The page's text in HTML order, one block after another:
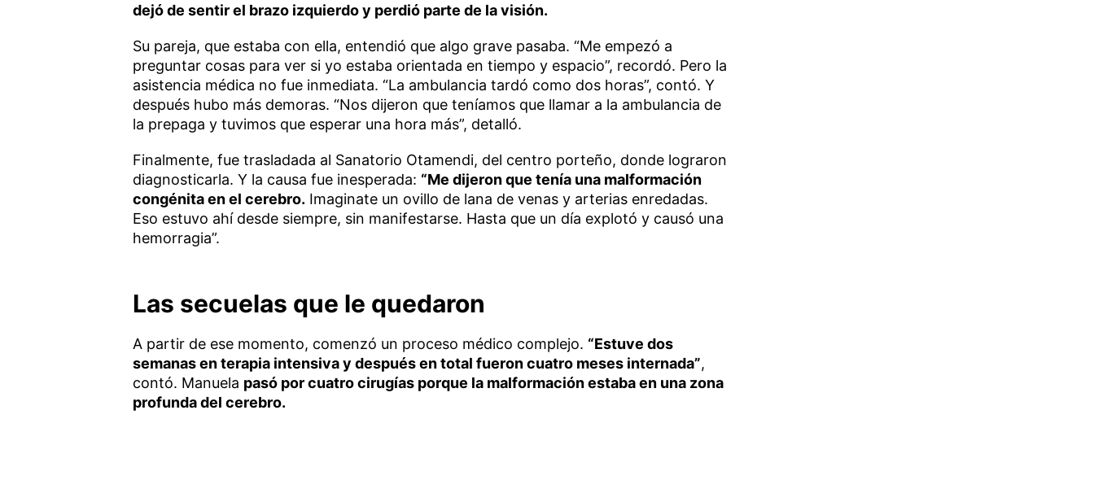
dejó de sentir el brazo izquierdo y perdió parte de la visión.
Su pareja, que estaba con ella, entendió que algo grave pasaba. “Me empezó a
preguntar cosas para ver si yo estaba orientada en tiempo y espacio”, recordó. Pero la
asistencia médica no fue inmediata. “La ambulancia tardó como dos horas”, contó. Y
después hubo más demoras. “Nos dijeron que teníamos que llamar a la ambulancia de
la prepaga y tuvimos que esperar una hora más”, detalló.
Finalmente, fue trasladada al Sanatorio Otamendi, del centro porteño, donde lograron
diagnosticarla. Y la causa fue inesperada: “Me dijeron que tenía una malformación
congénita en el cerebro. Imaginate un ovillo de lana de venas y arterias enredadas.
Eso estuvo ahí desde siempre, sin manifestarse. Hasta que un día explotó y causó una
hemorragia”.
Las secuelas que le quedaron
A partir de ese momento, comenzó un proceso médico complejo. “Estuve dos
semanas en terapia intensiva y después en total fueron cuatro meses internada”,
contó. Manuela pasó por cuatro cirugías porque la malformación estaba en una zona
profunda del cerebro.